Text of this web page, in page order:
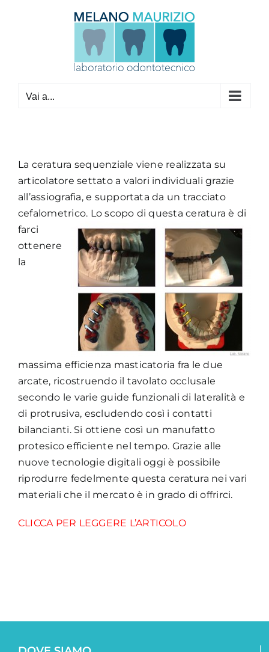
Vai a...
La ceratura sequenziale viene realizzata su
articolatore settato a valori individuali grazie
all’assiografia, e supportata da un tracciato
cefalometrico. Lo scopo di questa ceratura è di
farci
ottenere
la
massima efficienza masticatoria fra le due
arcate, ricostruendo il tavolato occlusale
secondo le varie guide funzionali di lateralità e
di protrusiva, escludendo così i contatti
bilancianti. Si ottiene così un manufatto
protesico efficiente nel tempo. Grazie alle
nuove tecnologie digitali oggi è possibile
riprodurre fedelmente questa ceratura nei vari
materiali che il mercato è in grado di offrirci.
CLICCA PER LEGGERE L’ARTICOLO